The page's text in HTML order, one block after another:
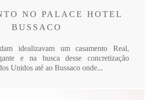
NO PALACE HOTEL
BUSSACO
idealizavam um casamento Real,
e na busca desse concretização
Unidos até ao Bussaco onde...